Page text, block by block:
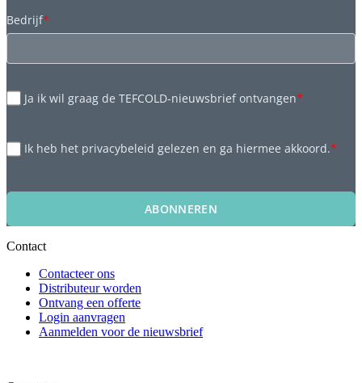
Bedrijf*
Ja ik wil graag de TEFCOLD-nieuwsbrief ontvangen*
Ik heb het privacybeleid gelezen en ga hiermee akkoord.*
ABONNEREN
Contact
Contacteer ons
Distributeur worden
Ontvang een offerte
Login aanvragen
Aanmelden voor de nieuwsbrief